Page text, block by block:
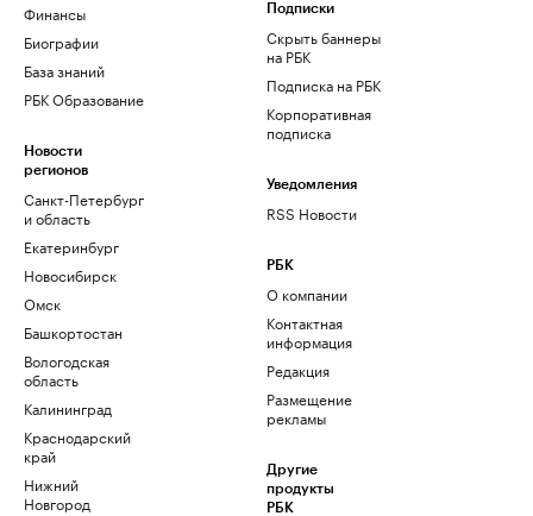
Финансы
Биографии
База знаний
РБК Образование
Новости
регионов
Санкт-Петербург
и область
Екатеринбург
Новосибирск
Омск
Башкортостан
Вологодская
область
Калининград
Краснодарский
край
Нижний
Новгород
Подписки
Скрыть баннеры
на РБК
Подписка на РБК
Корпоративная
подписка
Уведомления
RSS Новости
РБК
О компании
Контактная
информация
Редакция
Размещение
рекламы
Другие
продукты
РБК